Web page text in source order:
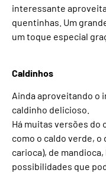
interessante
quentinhas. Um
um toque especial
Caldinhos
Ainda aproveitando o
caldinho delicioso.
Há muitas versões do
como o caldo verde,
carioca), de
possibilidades que